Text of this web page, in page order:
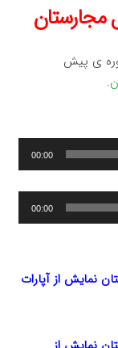
ی پیش
.
00:00
00:00
نمایش از آپارات